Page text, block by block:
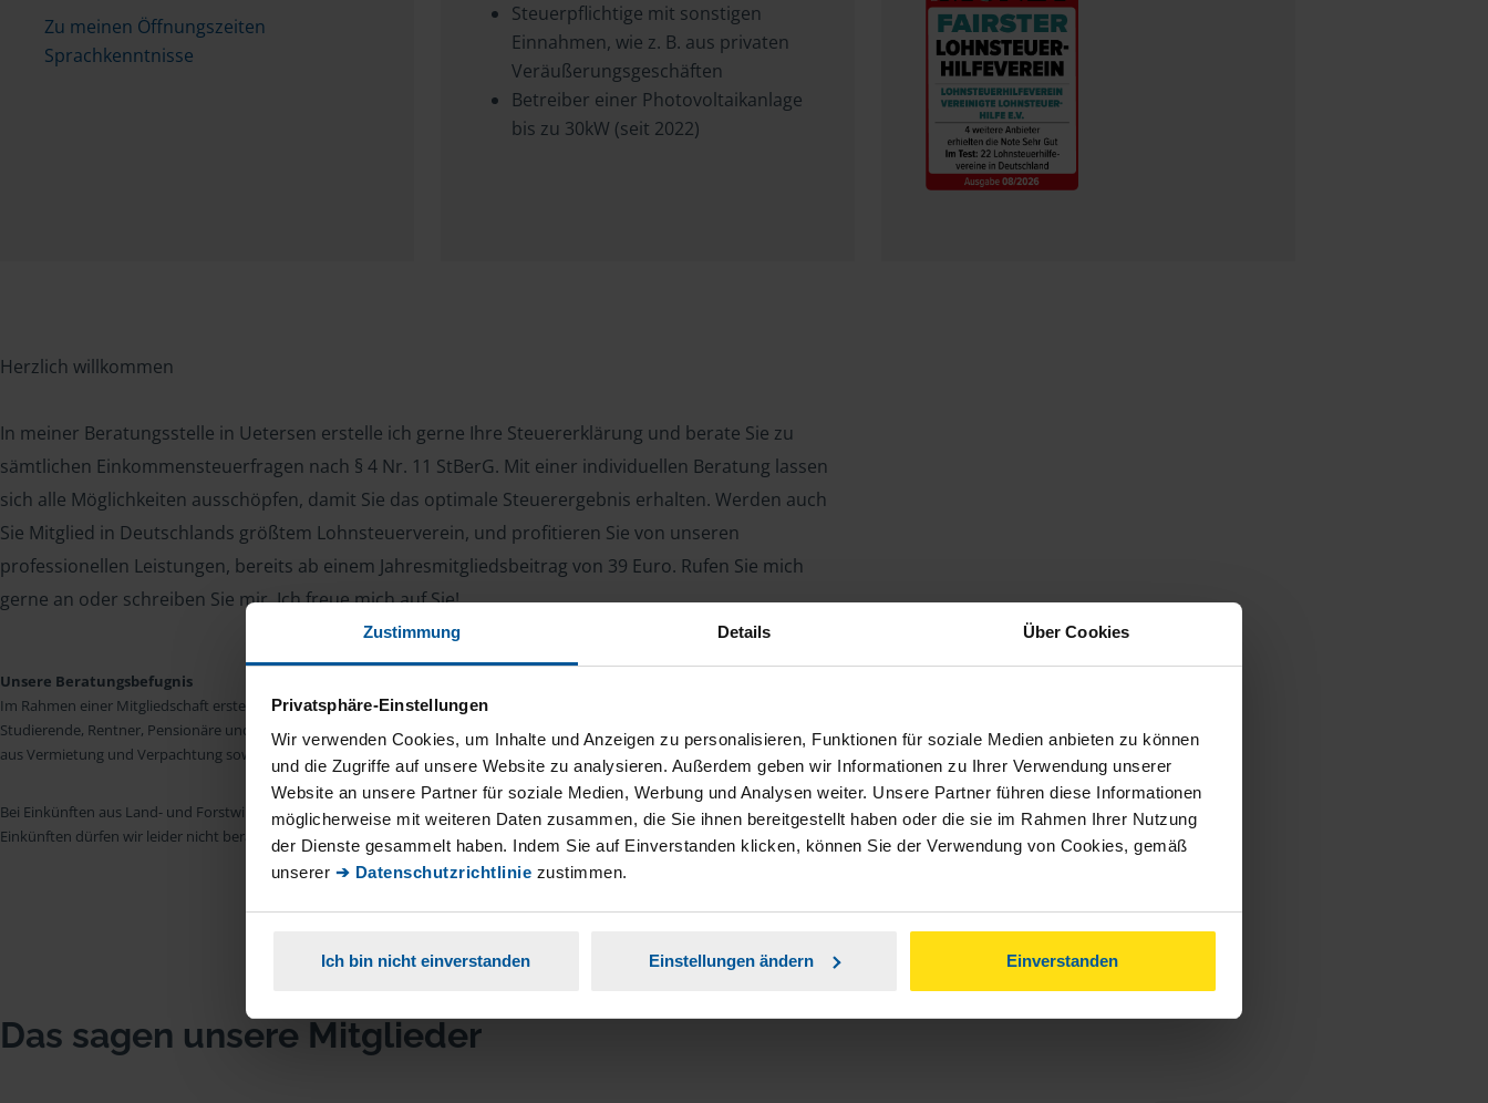
Zustimmung Details Über Cookies
Privatsphäre-Einstellungen
Wir verwenden Cookies, um Inhalte und Anzeigen zu personalisieren, Funktionen für soziale Medien anbieten zu können
und die Zugriffe auf unsere Website zu analysieren. Außerdem geben wir Informationen zu Ihrer Verwendung unserer
Website an unsere Partner für soziale Medien, Werbung und Analysen weiter. Unsere Partner führen diese Informationen
möglicherweise mit weiteren Daten zusammen, die Sie ihnen bereitgestellt haben oder die sie im Rahmen Ihrer Nutzung
der Dienste gesammelt haben. Indem Sie auf Einverstanden klicken, können Sie der Verwendung von Cookies, gemäß
unserer ➔ Datenschutzrichtlinie zustimmen.
Ich bin nicht einverstanden Einstellungen ändern Einverstanden
Zu meinen Öffnungszeiten
Sprachkenntnisse
Steuerpflichtige mit sonstigen
Einnahmen, wie z. B. aus privaten
Veräußerungsgeschäften
Betreiber einer Photovoltaikanlage
bis zu 30kW (seit 2022)
Herzlich willkommen
In meiner Beratungsstelle in Uetersen erstelle ich gerne Ihre Steuererklärung und berate Sie zu
sämtlichen Einkommensteuerfragen nach § 4 Nr. 11 StBerG. Mit einer individuellen Beratung lassen
sich alle Möglichkeiten ausschöpfen, damit Sie das optimale Steuerergebnis erhalten. Werden auch
Sie Mitglied in Deutschlands größtem Lohnsteuerverein, und profitieren Sie von unseren
professionellen Leistungen, bereits ab einem Jahresmitgliedsbeitrag von 39 Euro. Rufen Sie mich
gerne an oder schreiben Sie mir. Ich freue mich auf Sie!
Unsere Beratungsbefugnis
Im Rahmen einer Mitgliedschaft erstellen wir die Einkommensteuererklärung für Arbeitnehmer, Beamte, Auszubildende,
Studierende, Rentner, Pensionäre und Unterhaltsempfänger nach § 4 Nr. 11 Steuerberatungsgesetz (StBerG). Auch bei Einkünften
aus Vermietung und Verpachtung sowie Kapitalerträgen sind wir in vielen Fällen der geeignete Dienstleister für Sie.
Bei Einkünften aus Land- und Forstwirtschaft, aus Gewerbebetrieb, aus selbstständiger Tätigkeit und umsatzsteuerpflichtigen
Einkünften dürfen wir leider nicht beraten.
Das sagen unsere Mitglieder